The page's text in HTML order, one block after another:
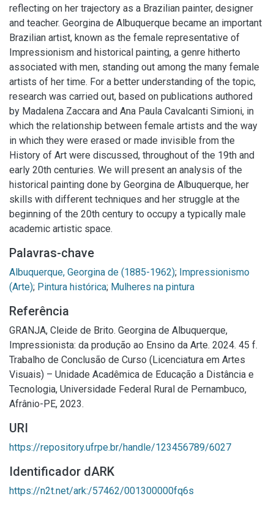
reflecting on her trajectory as a Brazilian painter, designer
and teacher. Georgina de Albuquerque became an important
Brazilian artist, known as the female representative of
Impressionism and historical painting, a genre hitherto
associated with men, standing out among the many female
artists of her time. For a better understanding of the topic,
research was carried out, based on publications authored
by Madalena Zaccara and Ana Paula Cavalcanti Simioni, in
which the relationship between female artists and the way
in which they were erased or made invisible from the
History of Art were discussed, throughout of the 19th and
early 20th centuries. We will present an analysis of the
historical painting done by Georgina de Albuquerque, her
skills with different techniques and her struggle at the
beginning of the 20th century to occupy a typically male
academic artistic space.
Palavras-chave
Albuquerque, Georgina de (1885-1962); Impressionismo
(Arte); Pintura histórica; Mulheres na pintura
Referência
GRANJA, Cleide de Brito. Georgina de Albuquerque,
Impressionista: da produção ao Ensino da Arte. 2024. 45 f.
Trabalho de Conclusão de Curso (Licenciatura em Artes
Visuais) – Unidade Acadêmica de Educação a Distância e
Tecnologia, Universidade Federal Rural de Pernambuco,
Afrânio-PE, 2023.
URI
https://repository.ufrpe.br/handle/123456789/6027
Identificador dARK
https://n2t.net/ark:/57462/001300000fq6s